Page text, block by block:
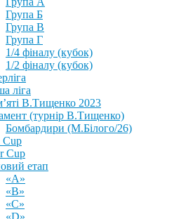
Група Б
Група В
Група Г
1/4 фіналу (кубок)
1/2 фіналу (кубок)
ліга
В.Тищенко 2023
(турнір В.Тищенко)
Бомбардири (М.Білого/26)
Cup
Cup
етап
«А»
«В»
«С»
«D»